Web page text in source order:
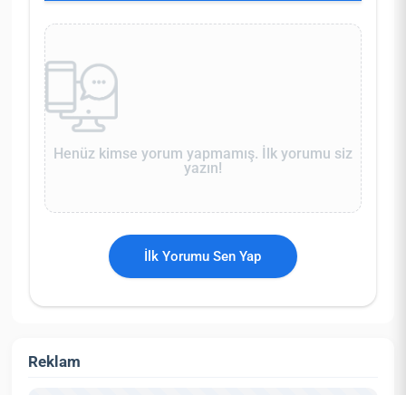
Henüz kimse yorum yapmamış. İlk yorumu siz
yazın!
İlk Yorumu Sen Yap
Reklam